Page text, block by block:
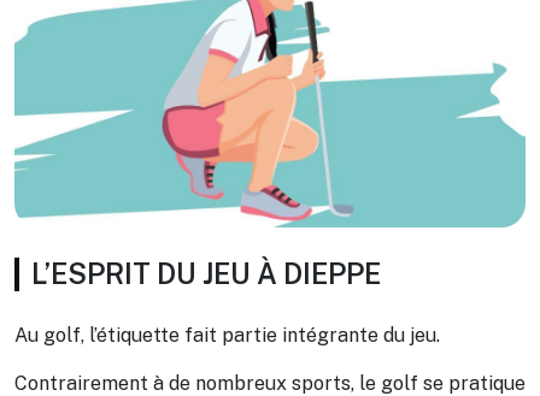
L’ESPRIT DU JEU À DIEPPE
Au golf, l’étiquette fait partie intégrante du jeu.
Contrairement à de nombreux sports, le golf se pratique